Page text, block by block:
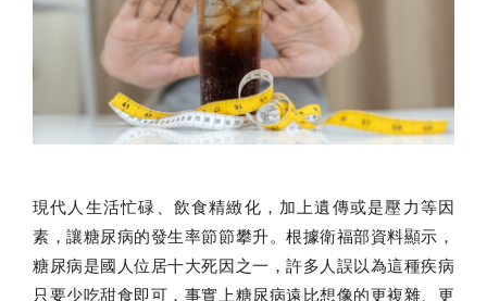
現代人生活忙碌、飲食精緻化，加上遺傳或是壓力等因
素，讓糖尿病的發生率節節攀升。根據衛福部資料顯示，
糖尿病是國人位居十大死因之一，許多人誤以為這種疾病
只要少吃甜食即可，事實上糖尿病遠比想像的更複雜、更